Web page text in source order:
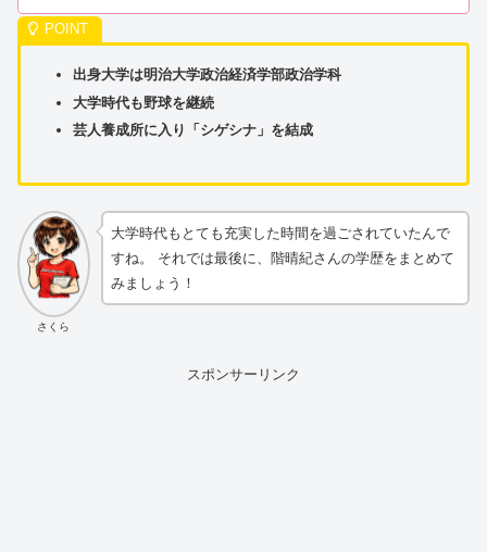
出身大学は明治大学政治経済学部政治学科
大学時代も野球を継続
芸人養成所に入り「シゲシナ」を結成
さくら
大学時代もとても充実した時間を過ごされていたんで
すね。 それでは最後に、階晴紀さんの学歴をまとめて
みましょう！
スポンサーリンク